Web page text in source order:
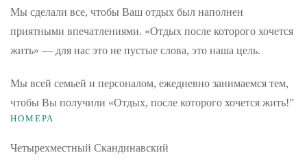
Мы сделали все, чтобы Ваш отдых был наполнен
приятными впечатлениями. «Отдых после которого хочется
жить» — для нас это не пустые слова, это наша цель.
Мы всей семьей и персоналом, ежедневно занимаемся тем,
чтобы Вы получили «Отдых, после которого хочется жить!”
НОМЕРА
Четырехместный Скандинавский